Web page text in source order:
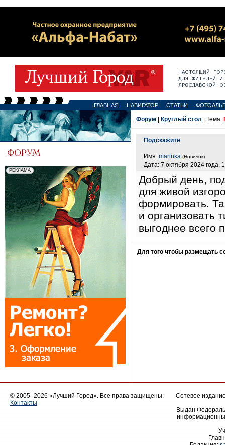
ГЛАВНАЯ НАВИГАТОР СТАТЬИ
Форум Круглый стол | Тема:
Подскажите
Имя: marinka (Новичок)
Дата: 7 октября 2024 года,
Добрый день,
для живой
формировать.
и организовать
выгоднее всего
Для того чтобы размещать
© 2005–2026 «Лучший Город». Все права защищены.
Контакты
Сетевое
Выдан